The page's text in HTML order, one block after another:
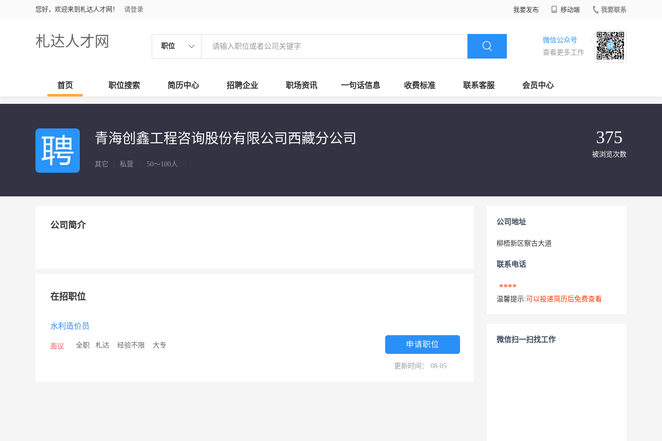
您好，欢迎来到札达人才网！ 请登录 我要发布 移动端 我要联系
札达人才网 职位
微信公众号
查看更多工作
首页 职位搜索 简历中心 招聘企业 职场资讯 一句话信息 收费标准 联系客服 会员中心
青海创鑫工程咨询股份有限公司西藏分公司
其它 私营 50～100人
375
被浏览次数
公司简介
在招职位
水利造价员
面议 全职 札达 经验不限 大专 申请职位
更新时间： 08-05
公司地址
柳梧新区察古大道
联系电话
****
温馨提示: 可以投递简历后免费查看
微信扫一扫找工作